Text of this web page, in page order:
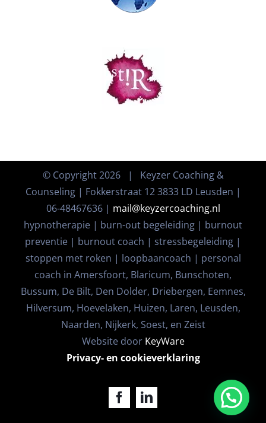
© Copyright2026 | Keyzer Coaching &
Counseling | Fokkerstraat 12 3833 LD Leusden |
06-48467636 | mail@keyzercoaching.nl
hypnotherapie | burn-out begeleiding | burnout
preventie | burnout coach | stressbegeleiding |
stoppen met roken | loopbaancoach | personal
coach in Amersfoort, Blaricum, Bunschoten,
Bussum, De Bilt, Den Dolder, Driebergen, Eemnes,
Hilversum, Hoevelaken, Huizen, Laren, Leusden,
Naarden, Nijkerk, Soest, en Zeist
Website door KeyWare
Privacy- en cookieverklaring
FacebookLinkedIn